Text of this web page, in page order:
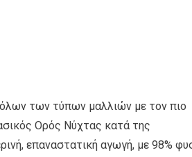
όλων των τύπων μαλλιών με τον πιο
Ορός Νύχτας κατά της
επαναστατική αγωγή, με 98%